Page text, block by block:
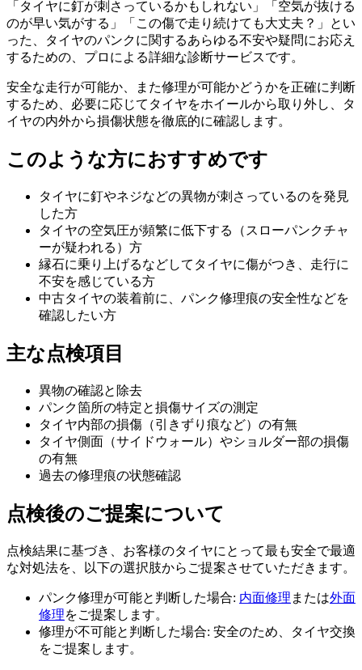
「タイヤに釘が刺さっているかもしれない」「空気が抜ける
のが早い気がする」「この傷で走り続けても大丈夫？」とい
った、タイヤのパンクに関するあらゆる不安や疑問にお応え
するための、プロによる詳細な診断サービスです。
安全な走行が可能か、また修理が可能かどうかを正確に判断
するため、必要に応じてタイヤをホイールから取り外し、タ
イヤの内外から損傷状態を徹底的に確認します。
このような方におすすめです
タイヤに釘やネジなどの異物が刺さっているのを発見
した方
タイヤの空気圧が頻繁に低下する（スローパンクチャ
ーが疑われる）方
縁石に乗り上げるなどしてタイヤに傷がつき、走行に
不安を感じている方
中古タイヤの装着前に、パンク修理痕の安全性などを
確認したい方
主な点検項目
異物の確認と除去
パンク箇所の特定と損傷サイズの測定
タイヤ内部の損傷（引きずり痕など）の有無
タイヤ側面（サイドウォール）やショルダー部の損傷
の有無
過去の修理痕の状態確認
点検後のご提案について
点検結果に基づき、お客様のタイヤにとって最も安全で最適
な対処法を、以下の選択肢からご提案させていただきます。
パンク修理が可能と判断した場合: 内面修理 または外面
修理をご提案します。
修理が不可能と判断した場合: 安全のため、タイヤ交換
をご提案します。